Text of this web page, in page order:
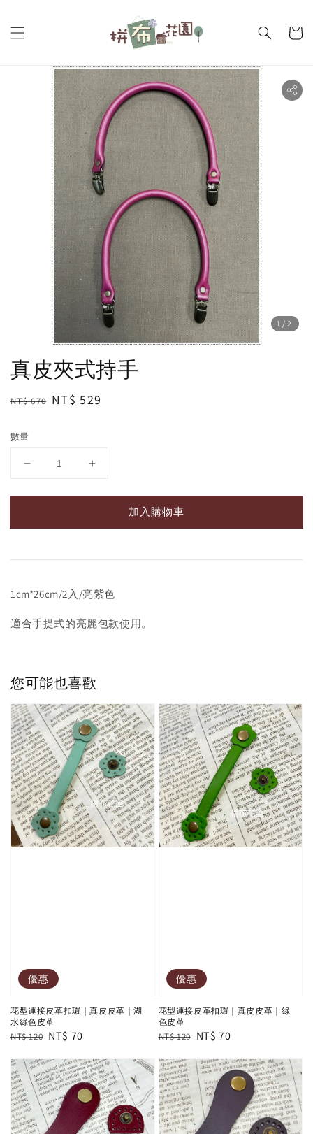
1 /2
真皮夾式持手
Regular
NT$ 670 Sale
NT$ 529
數量
加入購物車
1cm*26cm/2入/亮紫色
適合手提式的亮麗包款使用。
您可能也喜歡
優惠
花型連接皮革扣環｜真皮皮革｜湖
水綠色皮革
Regular
NT$ 120 Sale
NT$ 70
優惠
花型連接皮革扣環｜真皮皮革｜綠
色皮革
Regular
NT$ 120 Sale
NT$ 70